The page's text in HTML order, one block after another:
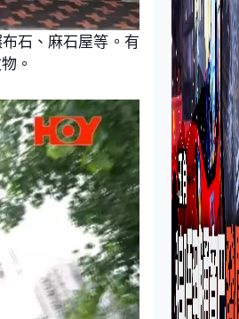
石、麻石屋等。有
。